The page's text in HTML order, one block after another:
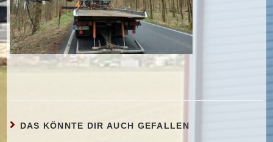
DAS KÖNNTE DIR AUCH GEFALLEN